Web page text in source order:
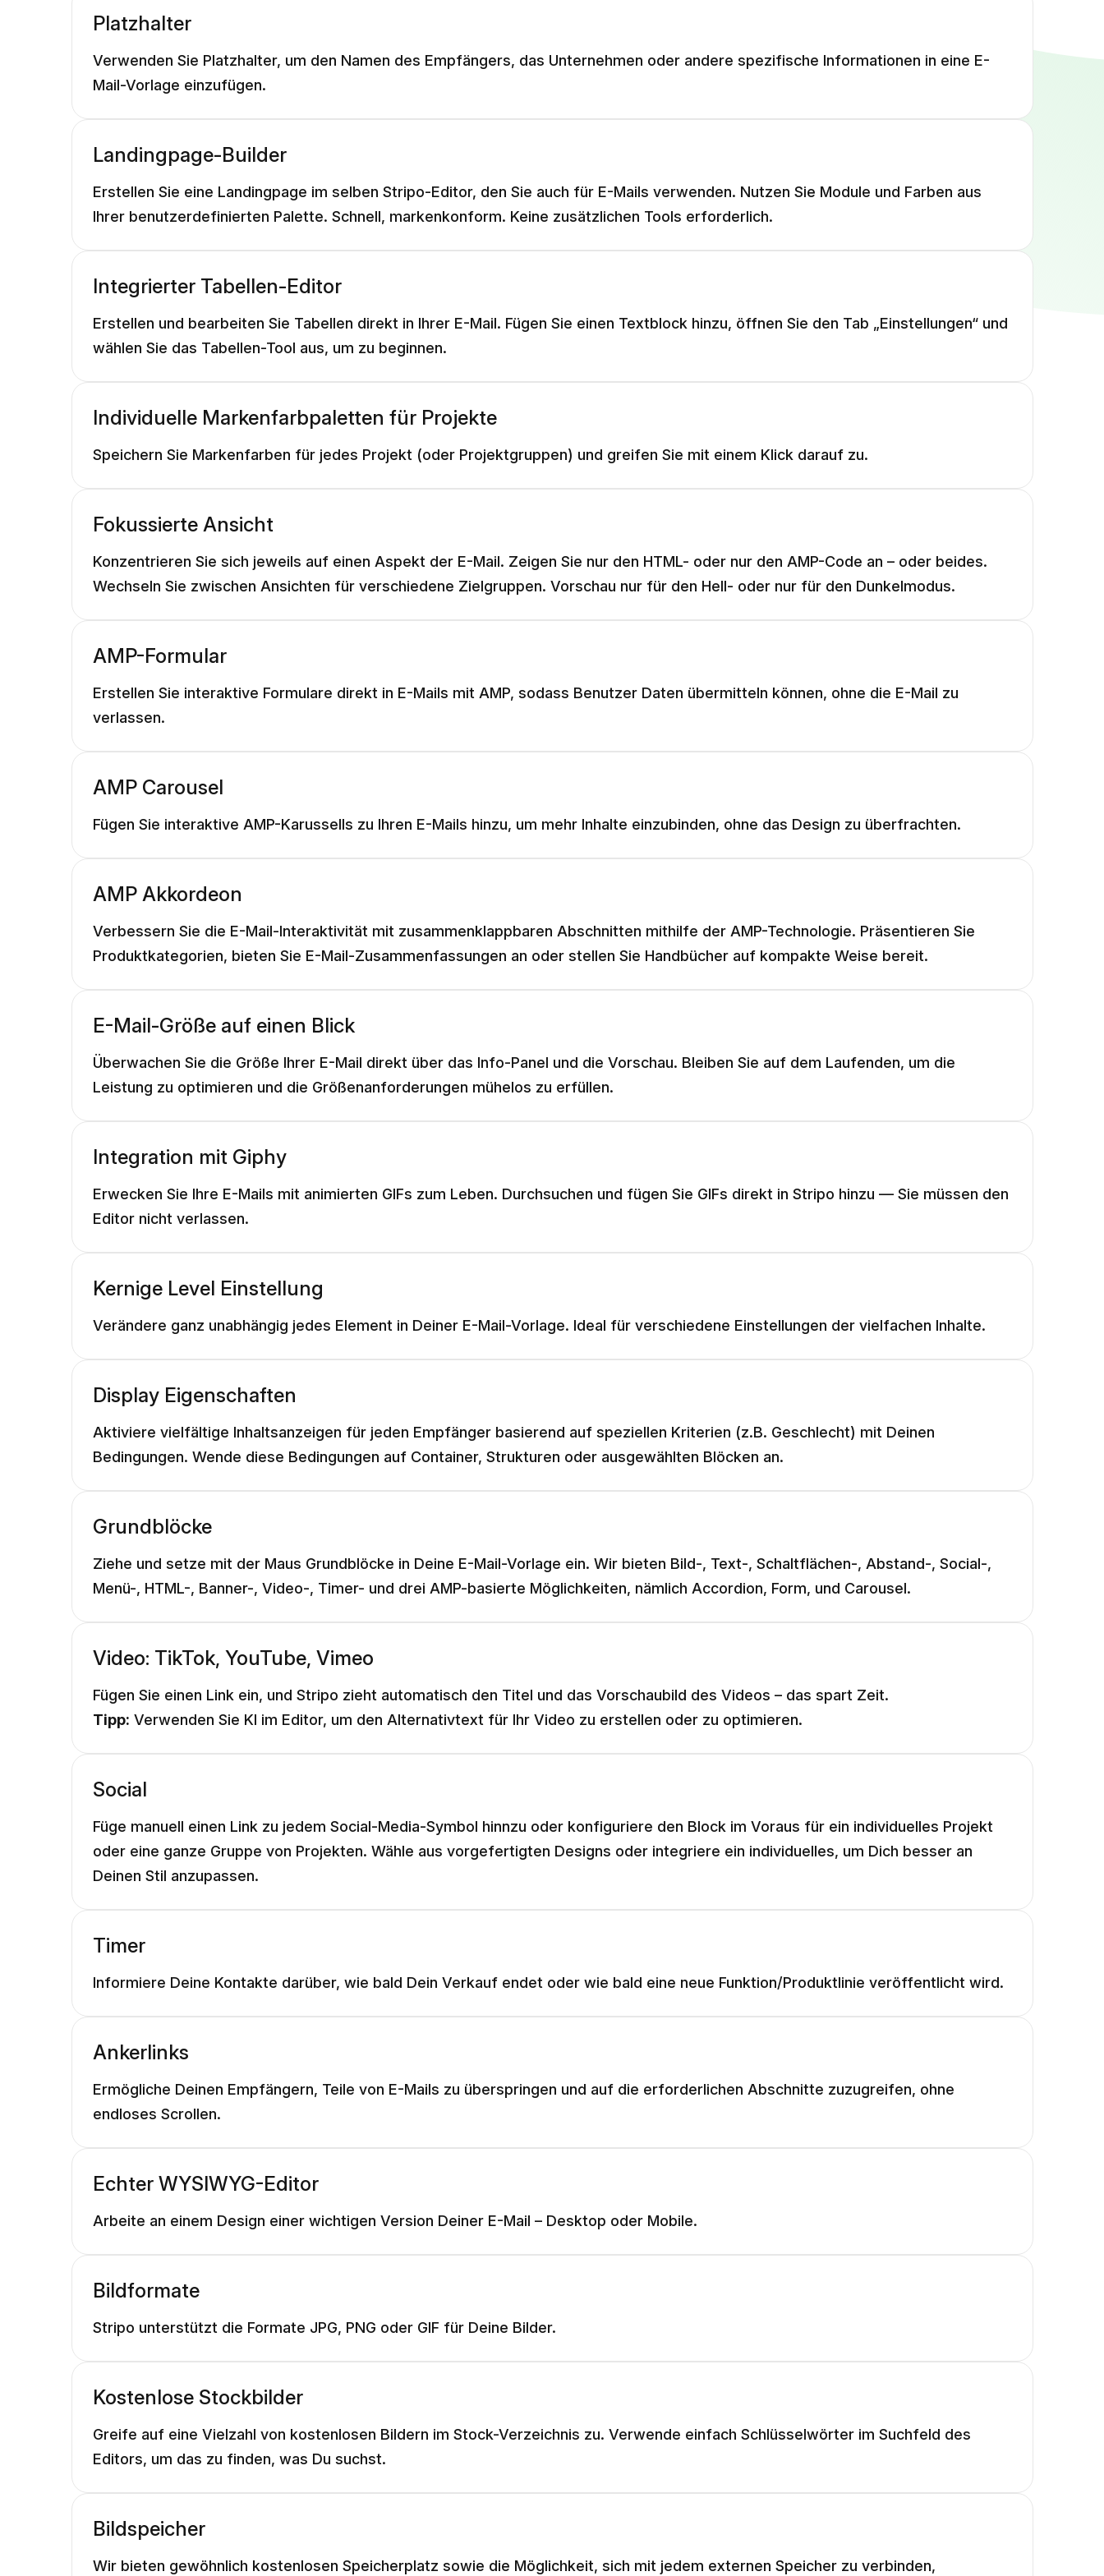
Platzhalter
Verwenden Sie Platzhalter, um den Namen des Empfängers, das Unternehmen oder andere spezifische Informationen in eine E-
Mail-Vorlage einzufügen.
Landingpage-Builder
Erstellen Sie eine Landingpage im selben Stripo-Editor, den Sie auch für E-Mails verwenden. Nutzen Sie Module und Farben aus
Ihrer benutzerdefinierten Palette. Schnell, markenkonform. Keine zusätzlichen Tools erforderlich.
Integrierter Tabellen-Editor
Erstellen und bearbeiten Sie Tabellen direkt in Ihrer E-Mail. Fügen Sie einen Textblock hinzu, öffnen Sie den Tab „Einstellungen“ und
wählen Sie das Tabellen-Tool aus, um zu beginnen.
Individuelle Markenfarbpaletten für Projekte
Speichern Sie Markenfarben für jedes Projekt (oder Projektgruppen) und greifen Sie mit einem Klick darauf zu.
Fokussierte Ansicht
Konzentrieren Sie sich jeweils auf einen Aspekt der E-Mail. Zeigen Sie nur den HTML- oder nur den AMP-Code an – oder beides.
Wechseln Sie zwischen Ansichten für verschiedene Zielgruppen. Vorschau nur für den Hell- oder nur für den Dunkelmodus.
AMP-Formular
Erstellen Sie interaktive Formulare direkt in E-Mails mit AMP, sodass Benutzer Daten übermitteln können, ohne die E-Mail zu
verlassen.
AMP Carousel
Fügen Sie interaktive AMP-Karussells zu Ihren E-Mails hinzu, um mehr Inhalte einzubinden, ohne das Design zu überfrachten.
AMP Akkordeon
Verbessern Sie die E-Mail-Interaktivität mit zusammenklappbaren Abschnitten mithilfe der AMP-Technologie. Präsentieren Sie
Produktkategorien, bieten Sie E-Mail-Zusammenfassungen an oder stellen Sie Handbücher auf kompakte Weise bereit.
E-Mail-Größe auf einen Blick
Überwachen Sie die Größe Ihrer E-Mail direkt über das Info-Panel und die Vorschau. Bleiben Sie auf dem Laufenden, um die
Leistung zu optimieren und die Größenanforderungen mühelos zu erfüllen.
Integration mit Giphy
Erwecken Sie Ihre E-Mails mit animierten GIFs zum Leben. Durchsuchen und fügen Sie GIFs direkt in Stripo hinzu — Sie müssen den
Editor nicht verlassen.
Kernige Level Einstellung
Verändere ganz unabhängig jedes Element in Deiner E-Mail-Vorlage. Ideal für verschiedene Einstellungen der vielfachen Inhalte.
Display Eigenschaften
Aktiviere vielfältige Inhaltsanzeigen für jeden Empfänger basierend auf speziellen Kriterien (z.B. Geschlecht) mit Deinen
Bedingungen. Wende diese Bedingungen auf Container, Strukturen oder ausgewählten Blöcken an.
Grundblöcke
Ziehe und setze mit der Maus Grundblöcke in Deine E-Mail-Vorlage ein. Wir bieten Bild-, Text-, Schaltflächen-, Abstand-, Social-,
Menü-, HTML-, Banner-, Video-, Timer- und drei AMP-basierte Möglichkeiten, nämlich Accordion, Form, und Carousel.
Video: TikTok, YouTube, Vimeo
Fügen Sie einen Link ein, und Stripo zieht automatisch den Titel und das Vorschaubild des Videos – das spart Zeit.
Tipp: Verwenden Sie KI im Editor, um den Alternativtext für Ihr Video zu erstellen oder zu optimieren.
Social
Füge manuell einen Link zu jedem Social-Media-Symbol hinnzu oder konfiguriere den Block im Voraus für ein individuelles Projekt
oder eine ganze Gruppe von Projekten. Wähle aus vorgefertigten Designs oder integriere ein individuelles, um Dich besser an
Deinen Stil anzupassen.
Timer
Informiere Deine Kontakte darüber, wie bald Dein Verkauf endet oder wie bald eine neue Funktion/Produktlinie veröffentlicht wird.
Ankerlinks
Ermögliche Deinen Empfängern, Teile von E-Mails zu überspringen und auf die erforderlichen Abschnitte zuzugreifen, ohne
endloses Scrollen.
Echter WYSIWYG-Editor
Arbeite an einem Design einer wichtigen Version Deiner E-Mail – Desktop oder Mobile.
Bildformate
Stripo unterstützt die Formate JPG, PNG oder GIF für Deine Bilder.
Kostenlose Stockbilder
Greife auf eine Vielzahl von kostenlosen Bildern im Stock-Verzeichnis zu. Verwende einfach Schlüsselwörter im Suchfeld des
Editors, um das zu finden, was Du suchst.
Bildspeicher
Wir bieten gewöhnlich kostenlosen Speicherplatz sowie die Möglichkeit, sich mit jedem externen Speicher zu verbinden,